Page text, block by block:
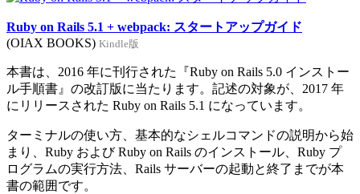
Ruby on Rails 5.1 + webpack: スタートアップガイド
(OIAX BOOKS) Kindle版
本書は、2016 年に刊行された『Ruby on Rails 5.0 インストー
ル手順書』の改訂版に当たります。記述の対象が、2017 年
にリリースされた Ruby on Rails 5.1 になっています。
ターミナルの使い方、基本的なシェルコマンドの説明から始
まり、Ruby および Ruby on Rails のインストール、Ruby プ
ログラムの実行方法、Rails サーバーの起動と終了までが本
書の範囲です。